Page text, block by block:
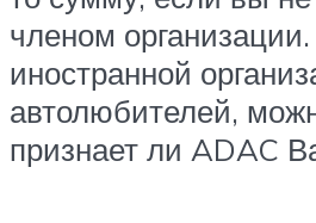
членом
иностранной
автолюбителей,
признает ли ADAC